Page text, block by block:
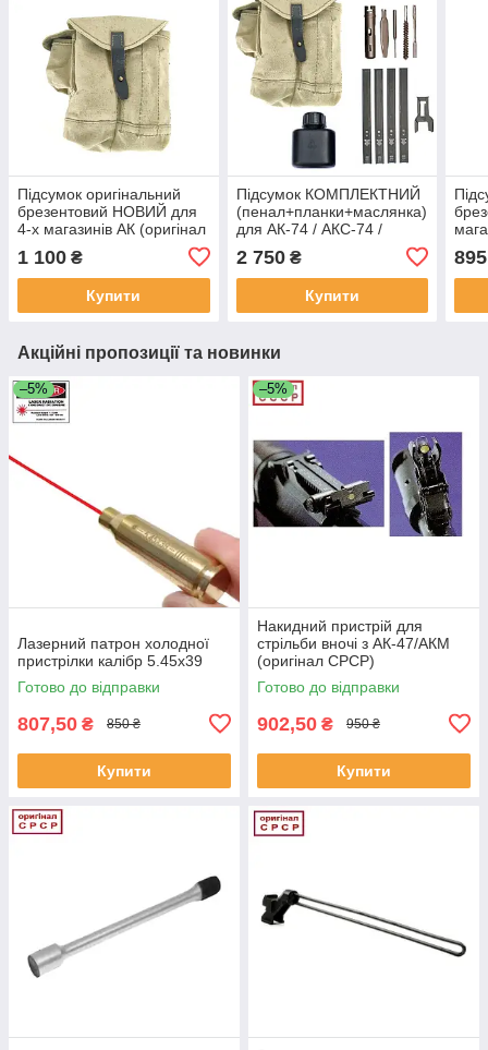
Підсумок оригінальний
брезентовий НОВИЙ для
4-х магазинів АК (оригінал
1 100 ₴
Купити
Підсумок КОМПЛЕКТНИЙ
(пенал+планки+маслянка)
для АК-74 / АКС-74 /
АКС-74у (АКСУ) оригінал
СРСР
2 750₴
Купити
895
Акційні пропозиції та новинки
–5%
Лазерний патрон холодної
пристрілки калібр 5.45х39
Готово до відправки
807,50 ₴ 850 ₴
Купити
–5%
Накидний пристрій для
стрільби вночі з АК-47/АКМ
(оригінал СРСР)
Готово до відправки
902,50 ₴ 950 ₴
Купити